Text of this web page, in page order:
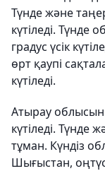
Түнде және
күтіледі. Түнде
градус үсік
өрт қаупі
күтіледі.
Атырау
күтіледі.
тұман. Күндіз
Шығыстан,